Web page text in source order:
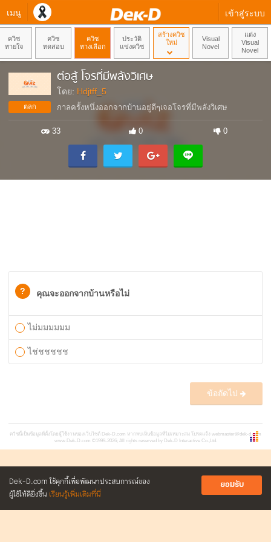
เมนู เข้าสู่ระบบ
Dek-D.com ใช้คุกกี้เพื่อพัฒนาประสบการณ์ของ
ผู้ใช้ให้ดียิ่งขึ้น เรียนรู้เพิ่มเติมที่นี่
ยอมรับ
ควิซ
ทายใจ
ควิซ
ทดสอบ
ควิซ
ทางเลือก
ประวัติ
แข่งควิซ
สร้างควิซ
ใหม่
Visual
Novel
แต่ง
Visual
Novel
ตลก
ต่อสู้ โจรที่มีพลังวิเศษ
โดย: Hdjtff_5
กาลครั้งหนึ่งออกจากบ้านอยู่ดีๆเจอโจรที่มีพลังวิเศษ
33 0 0
? คุณจะออกจากบ้านหรือไม่
ไม่มมมมมม
ไช่ชชชชช
ข้อถัดไป
ควิซนี้เป็นข้อมูลที่ตั้งโดยผู้ใช้งานของเว็บไซต์ Dek-D.com หากพบเห็นข้อมูลที่ไม่เหมาะสม โปรดแจ้ง webmaster@dek-d.com
www.Dek-D.com ©1999-2026; All rights reserved by Dek-D Interactive Co.,Ltd.